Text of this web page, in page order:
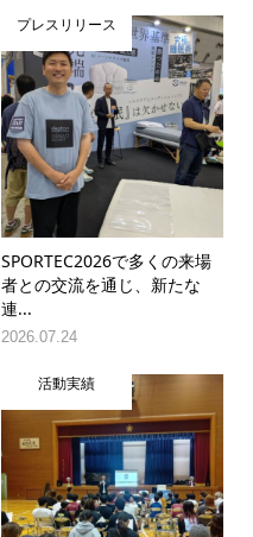
プレスリリース
SPORTEC2026で多くの来場
者との交流を通じ、新たな
連...
2026.07.24
活動実績